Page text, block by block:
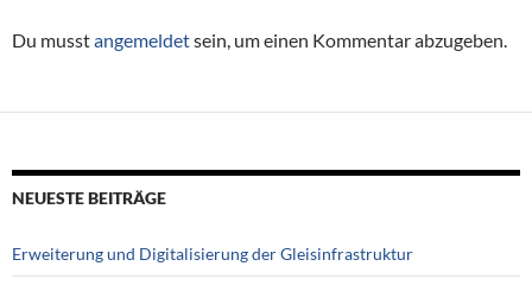
Du musstangemeldetsein, um einen Kommentar abzugeben.
NEUESTE BEITRÄGE
Erweiterung und Digitalisierung der Gleisinfrastruktur